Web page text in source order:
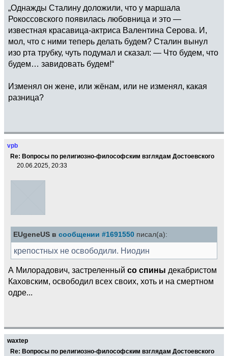
„Однажды Сталину доложили, что у маршала
Рокоссовского появилась любовница и это —
известная красавица-актриса Валентина Серова. И,
мол, что с ними теперь делать будем? Сталин вынул
изо рта трубку, чуть подумал и сказал: — Что будем, что
будем… завидовать будем!“
Изменял он жене, или жёнам, или не изменял, какая
разница?
vpb
Re: Вопросы по религиозно-философским взглядам Достоевского
20.06.2025, 20:33
EUgeneUS в сообщении #1691550 писал(а):
крепостных не освободили. Ниодин
А Милорадович, застреленный со спины декабристом
Каховским, освободил всех своих, хоть и на смертном
одре...
waxtep
Re: Вопросы по религиозно-философским взглядам Достоевского